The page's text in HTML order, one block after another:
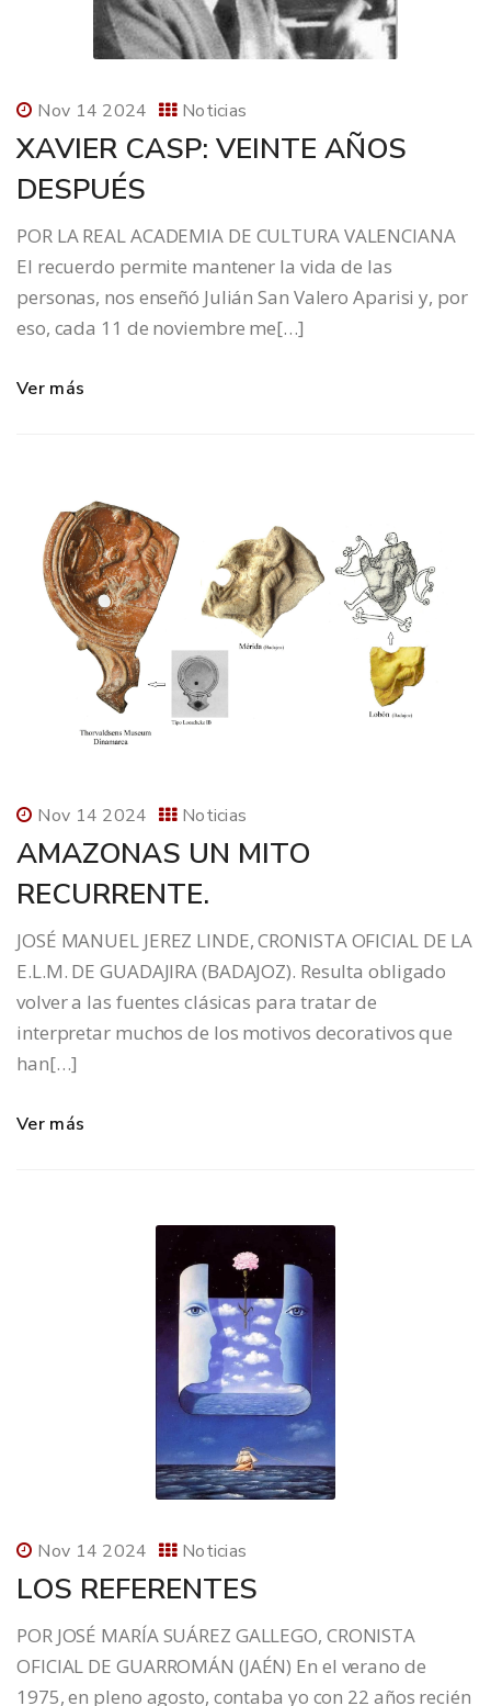
Nov 14 2024 Noticias
XAVIER CASP: VEINTE AÑOS
DESPUÉS
POR LA REAL ACADEMIA DE CULTURA VALENCIANA
El recuerdo permite mantener la vida de las
personas, nos enseñó Julián San Valero Aparisi y, por
eso, cada 11 de noviembre me[…]
Ver más
Nov 14 2024 Noticias
AMAZONAS UN MITO
RECURRENTE.
JOSÉ MANUEL JEREZ LINDE, CRONISTA OFICIAL DE LA
E.L.M. DE GUADAJIRA (BADAJOZ). Resulta obligado
volver a las fuentes clásicas para tratar de
interpretar muchos de los motivos decorativos que
han[…]
Ver más
Nov 14 2024 Noticias
LOS REFERENTES
POR JOSÉ MARÍA SUÁREZ GALLEGO, CRONISTA
OFICIAL DE GUARROMÁN (JAÉN) En el verano de
1975, en pleno agosto, contaba yo con 22 años recién